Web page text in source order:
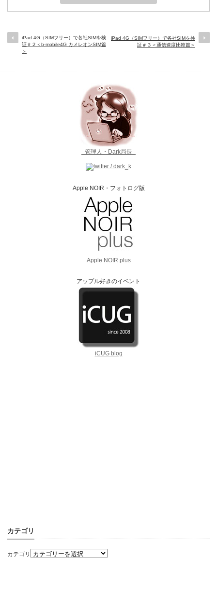
iPad 4G（SIMフリー）で各社SIMを検
証＃２＜b-mobile4G カメレオンSIM篇
＞
iPad 4G（SIMフリー）で各社SIMを検
証＃３＜通信速度比較篇＞
- 管理人・Dark局長 -
Apple NOIR・フォトログ版
Apple NOIR plus
アップル好きのイベント
iCUG blog
カテゴリ
カテゴリ